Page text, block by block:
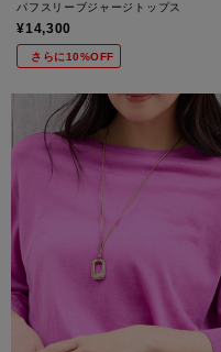
パフスリーブジャージトップス
¥14,300
さらに10%OFF